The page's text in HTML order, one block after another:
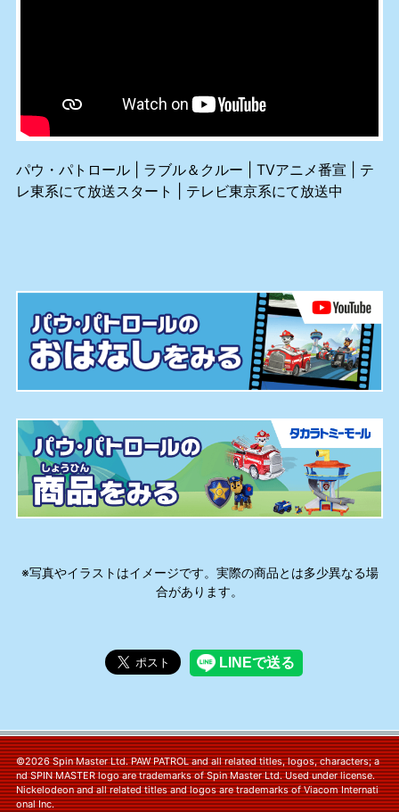
パウ・パトロール | ラブル＆クルー | TVアニメ番宣 | テ
レ東系にて放送スタート | テレビ東京系にて放送中
※写真やイラストはイメージです。実際の商品とは多少異なる場
合があります。
©2026 Spin Master Ltd. PAW PATROL and all related titles, logos, characters; a
nd SPIN MASTER logo are trademarks of Spin Master Ltd. Used under license.
Nickelodeon and all related titles and logos are trademarks of Viacom Internati
onal Inc.